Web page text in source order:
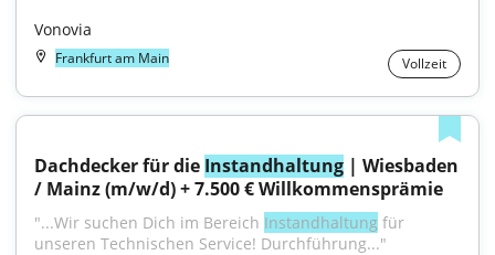
Vonovia
Frankfurt am Main Vollzeit
Dachdecker für die Instandhaltung | Wiesbaden
/ Mainz (m/w/d) + 7.500 € Willkommensprämie
"...Wir suchen Dich im Bereich Instandhaltung für
unseren Technischen Service! Durchführung..."